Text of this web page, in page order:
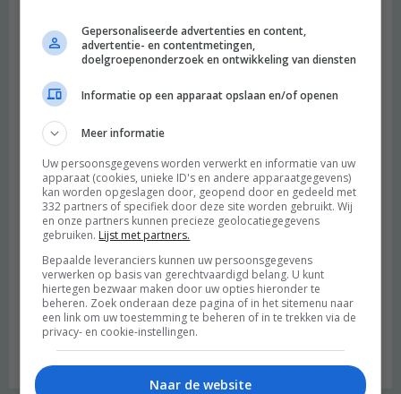
E-mail *
Mijn naam, e-mail en site opslaan in deze browser voor de
volgende keer wanneer ik een reactie plaats.
Gepersonaliseerde advertenties en content,
advertentie- en contentmetingen,
doelgroepenonderzoek en ontwikkeling van diensten
Informatie op een apparaat opslaan en/of openen
Meer informatie
Uw persoonsgegevens worden verwerkt en informatie van uw
apparaat (cookies, unieke ID's en andere apparaatgegevens)
kan worden opgeslagen door, geopend door en gedeeld met
332 partners of specifiek door deze site worden gebruikt. Wij
en onze partners kunnen precieze geolocatiegegevens
gebruiken. Lijst met partners.
Bepaalde leveranciers kunnen uw persoonsgegevens
verwerken op basis van gerechtvaardigd belang. U kunt
hiertegen bezwaar maken door uw opties hieronder te
beheren. Zoek onderaan deze pagina of in het sitemenu naar
een link om uw toestemming te beheren of in te trekken via de
privacy- en cookie-instellingen.
Naar de website